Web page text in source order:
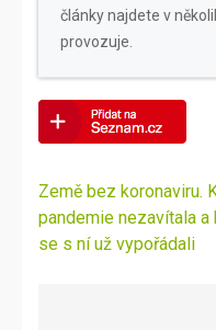
články najdete v
provozuje.
Navigace
pro
příspěvek
Země bez koronaviru.
pandemie nezavítala a
se s ní už vypořádali